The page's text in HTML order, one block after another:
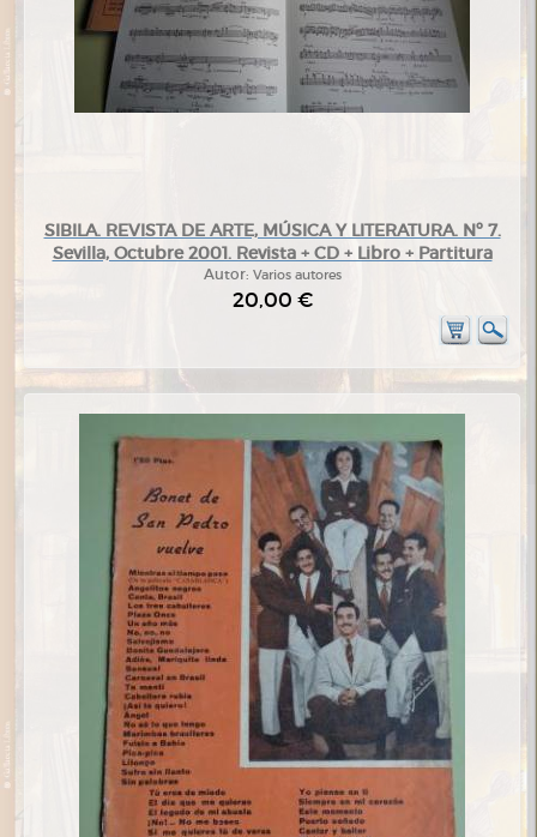
SIBILA. REVISTA DE ARTE, MÚSICA Y LITERATURA. Nº 7.
Sevilla, Octubre 2001. Revista + CD + Libro + Partitura
Autor: Varios autores
20,00 €